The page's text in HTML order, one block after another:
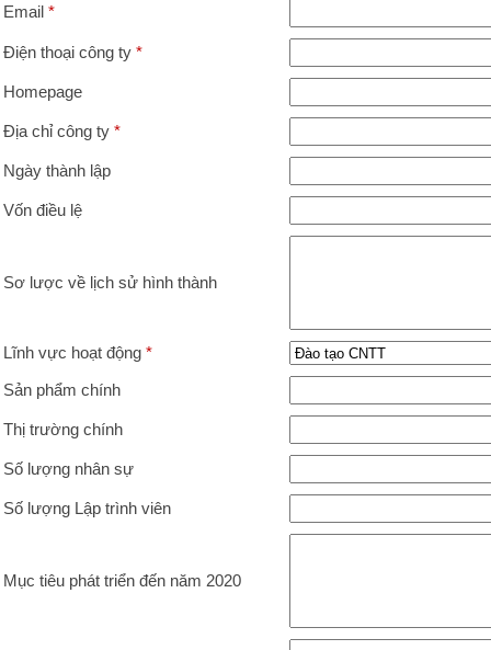
Email *
Điện thoại công ty *
Homepage
Địa chỉ công ty *
Ngày thành lập
Vốn điều lệ
Sơ lược về lịch sử hình thành
Lĩnh vực hoạt động *
Sản phẩm chính
Thị trường chính
Số lượng nhân sự
Số lượng Lập trình viên
Mục tiêu phát triển đến năm 2020